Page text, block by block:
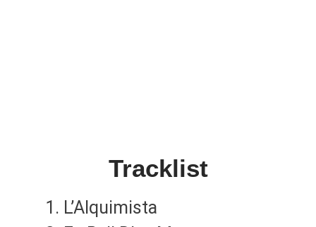
Tracklist
L’Alquimista